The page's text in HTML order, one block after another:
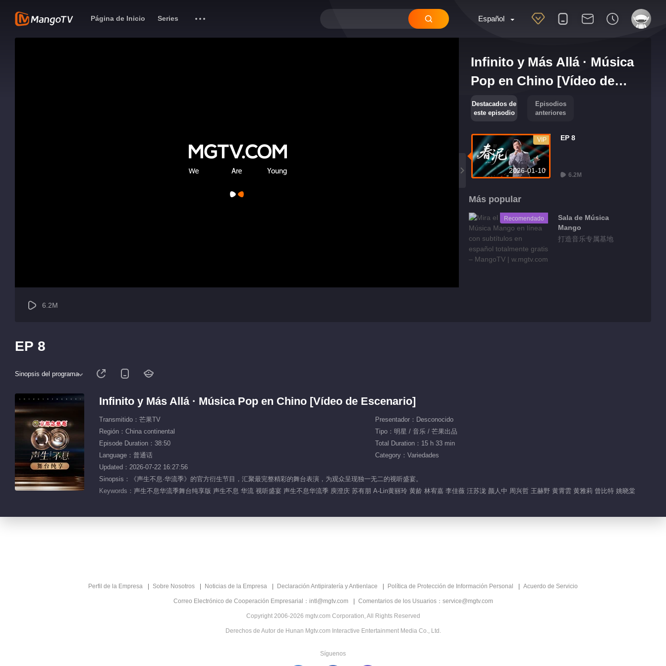
Español
Página de Inicio Series
Infinito y Más Allá · Música
Pop en Chino [Vídeo de
Escenario]
Destacados de
este episodio
Episodios
anteriores
2026-01-10
VIP EP 8
6.2M
Más popular
Recomendado
Sala de Música
Mango
打造音乐专属基地
6.2M
EP 8
Sinopsis del programa
Infinito y Más Allá · Música Pop en Chino [Vídeo de Escenario]
Transmitido：芒果TV
Presentador：Desconocido
Región：China continental
Tipo：明星 / 音乐 / 芒果出品
Episode Duration：38:50
Total Duration：15 h 33 min
Language：普通话
Category：Variedades
Updated：2026-07-22 16:27:56
Sinopsis：《声生不息·华流季》的官方衍生节目，汇聚最完整精彩的舞台表演，为观众呈现独一无二的视听盛宴。
Keywords： 声生不息华流季舞台纯享版 声生不息 华流 视听盛宴 声生不息华流季 庾澄庆 苏有朋 A-Lin黄丽玲 黄龄 林宥嘉 李佳薇 汪苏泷 颜人中 周兴哲 王赫野 黄霄雲 黄雅莉 曾比特 姚晓棠
Perfil de la Empresa Sobre Nosotros Noticias de la Empresa Declaración Antipiratería y Antienlace Política de Protección de Información Personal Acuerdo de Servicio
Correo Electrónico de Cooperación Empresarial：intl@mgtv.com Comentarios de los Usuarios：service@mgtv.com
Copyright 2006-2026 mgtv.com Corporation, All Rights Reserved
Derechos de Autor de Hunan Mgtv.com Interactive Entertainment Media Co., Ltd.
Síguenos